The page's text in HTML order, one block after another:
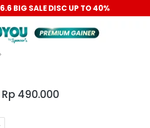
BIG SALE DISC UP TO 40%
Rp 490.000